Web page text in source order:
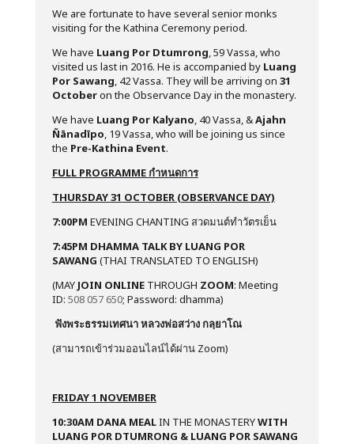
We are fortunate to have several senior monks
visiting for the Kathina Ceremony period.
We have Luang Por Dtumrong, 59 Vassa, who
visited us last in 2016. He is accompanied by Luang
Por Sawang, 42 Vassa. They will be arriving on 31
Octoberon the Observance Day in the monastery.
We have Luang Por Kalyano, 40 Vassa, &Ajahn
Ñānadīpo, 19 Vassa, who will be joining us since
the Pre-Kathina Event.
FULL PROGRAMME กำหนดการ
THURSDAY 31 OCTOBER (OBSERVANCE DAY)
7:00PM EVENING CHANTING สวดมนต์ทำวัตรเย็น
7:45PM DHAMMA TALK BY LUANG POR
SAWANG (THAI TRANSLATED TO ENGLISH)
(MAY JOIN ONLINETHROUGH ZOOM: Meeting
ID: 508 057 650; Password: dhamma)
ฟังพระธรรมเทศนา หลวงพ่อสว่าง กลฺยาโณ
(สามารถเข้าร่วมออนไลน์ได้ผ่าน Zoom)
FRIDAY 1 NOVEMBER
10:30AM DANA MEALIN THE MONASTERYWITH
LUANG POR DTUMRONG & LUANG POR SAWANG